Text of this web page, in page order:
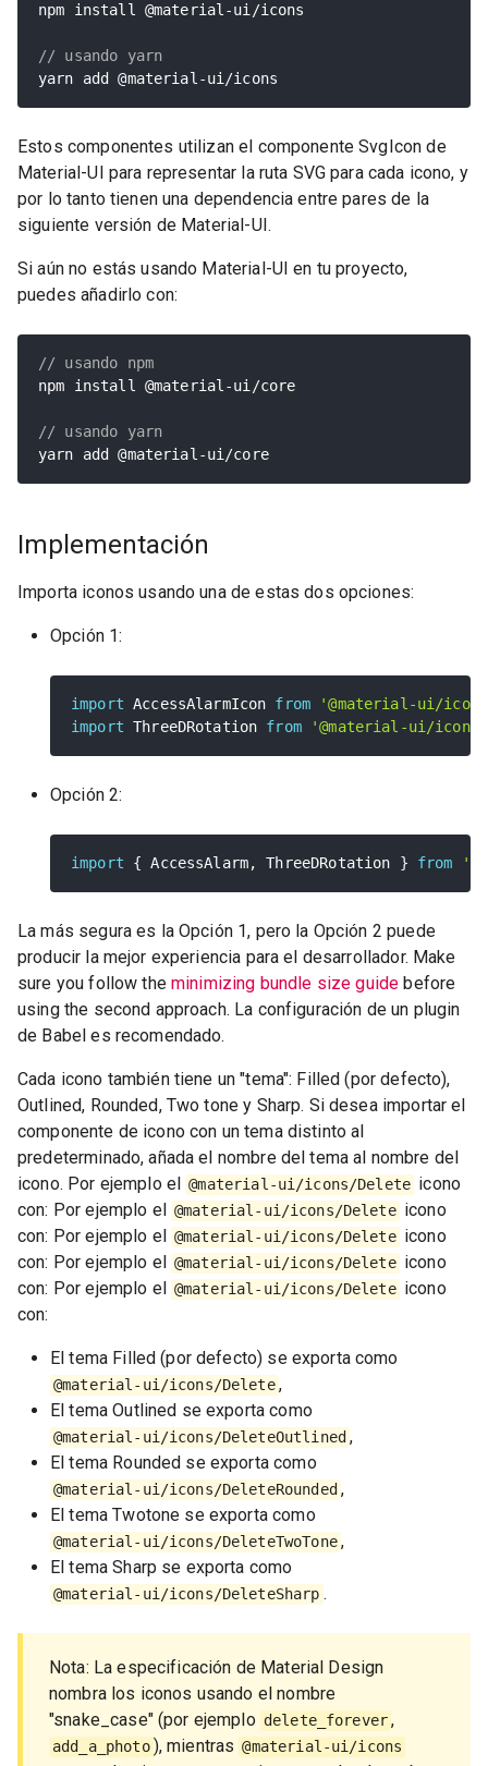
npm install @material -ui /icons
// usando yarn
yarn add @material -ui /icons
Estos componentes utilizan el componente SvgIcon de
Material-UI para representar la ruta SVG para cada icono, y
por lo tanto tienen una dependencia entre pares de la
siguiente versión de Material-UI.
Si aún no estás usando Material-UI en tu proyecto,
puedes añadirlo con:
// usando npm
npm install @material -ui /core
// usando yarn
yarn add @material -ui /core
Implementación
Importa iconos usando una de estas dos opciones:
Opción 1:
import AccessAlarmIcon from
'@material-ui/
import ThreeDRotation from '@material-ui/icons/
Opción 2:
import { AccessAlarm, ThreeDRotation } from
La más segura es la Opción 1, pero la Opción 2 puede
producir la mejor experiencia para el desarrollador. Make
sure you follow theminimizing bundle size guide before
using the second approach. La configuración de un plugin
de Babel es recomendado.
Cada icono también tiene un "tema": Filled (por defecto),
Outlined, Rounded, Two tone y Sharp. Si desea importar el
componente de icono con un tema distinto al
predeterminado, añada el nombre del tema al nombre del
icono. Por ejemplo el @material-ui/icons/Delete icono
con: Por ejemplo el @material-ui/icons/Delete icono
con: Por ejemplo el @material-ui/icons/Delete icono
con: Por ejemplo el @material-ui/icons/Delete icono
con: Por ejemplo el @material-ui/icons/Delete icono
con:
El tema Filled (por defecto) se exporta como
@material-ui/icons/Delete ,
El tema Outlined se exporta como
@material-ui/icons/DeleteOutlined ,
El tema Rounded se exporta como
@material-ui/icons/DeleteRounded ,
El tema Twotone se exporta como
@material-ui/icons/DeleteTwoTone,
El tema Sharp se exporta como
@material-ui/icons/DeleteSharp .
Nota: La especificación de Material Design
nombra los iconos usando el nombre
"snake_case" (por ejemplo delete_forever,
add_a_photo ), mientras @material-ui/icons